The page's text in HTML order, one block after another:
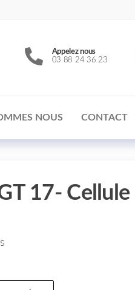
Appelez nous
03 88 24 36 23
NOUS CONTACT
17- Cellule